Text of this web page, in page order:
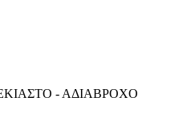
- ΑΔΙΑΒΡΟΧΟ